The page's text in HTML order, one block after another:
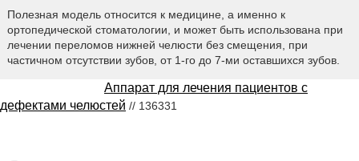
Полезная модель относится к медицине, а именно к
ортопедической стоматологии, и может быть использована при
лечении переломов нижней челюсти без смещения, при
частичном отсутствии зубов, от 1-го до 7-ми оставшихся зубов.
Аппарат для лечения пациентов с
дефектами челюстей // 136331